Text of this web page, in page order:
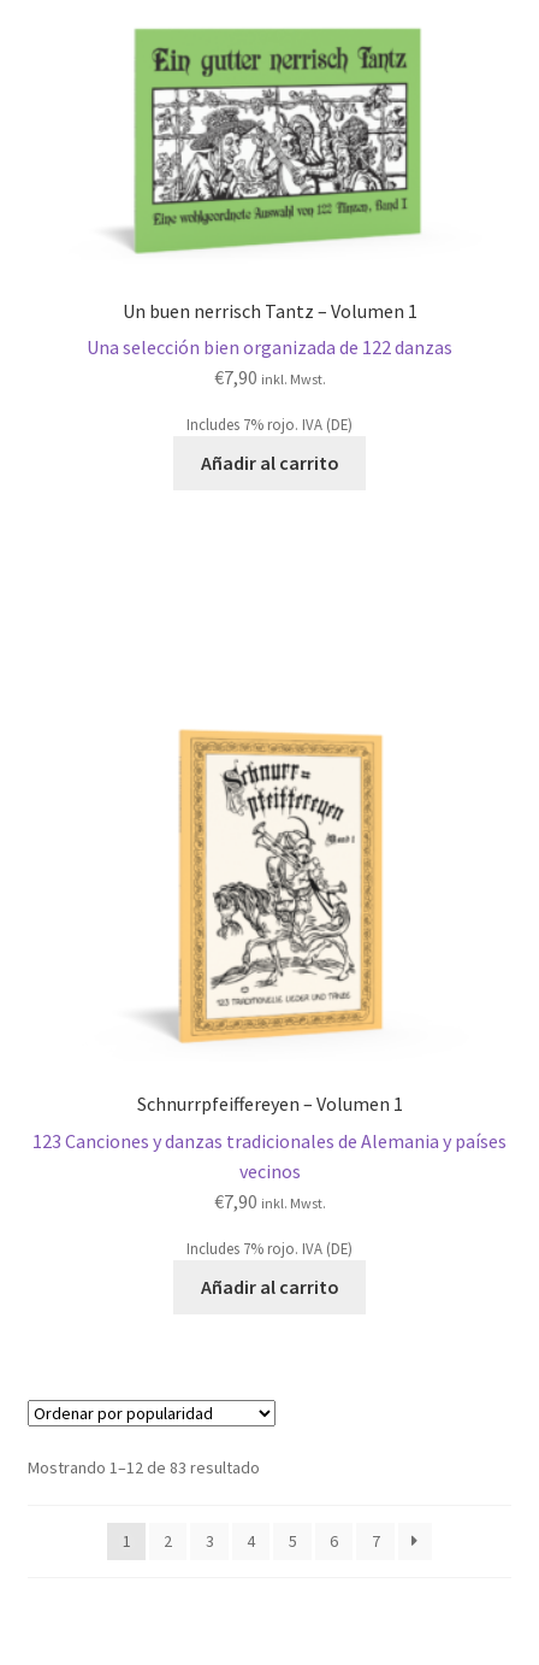
Un buen nerrisch Tantz – Volumen 1
Una selección bien organizada de 122 danzas
€7,90 inkl. Mwst.
Includes 7% rojo. IVA (DE)
Añadir al carrito
Schnurrpfeiffereyen – Volumen 1
123 Canciones y danzas tradicionales de Alemania y países
vecinos
€7,90 inkl. Mwst.
Includes 7% rojo. IVA (DE)
Añadir al carrito
Mostrando 1–12 de 83 resultadoOrdenado
1
2 3 4 5 6 7